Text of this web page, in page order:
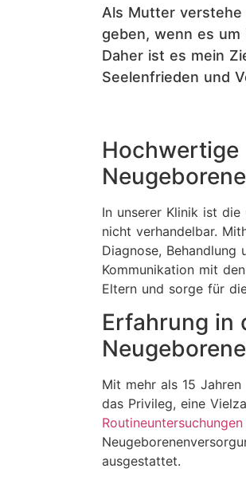
Als Mutter verstehe
geben, wenn es
Daher ist es mein
Seelenfrieden und
Hochwertige
Neugeborene
In unserer Klinik ist
nicht verhandelbar.
Diagnose,
Kommunikation mit
Eltern und sorge für
Erfahrung in
Mit mehr als 15
das Privileg, eine
Routineuntersuchungen
ausgestattet.